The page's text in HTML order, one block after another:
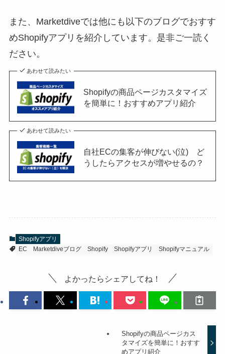
また、Marketdiveでは他にも以下のブログでおすす
めShopifyアプリを紹介しています。是非ご一読く
ださい。
あわせて読みたい
Shopifyの商品ページカスタマイズ
を簡単に！おすすめアプリ紹介
あわせて読みたい
自社ECの集客が伸びない(泣) ど
うしたらアクセスが増やせるの？
Shopifyアプリ
EC
Marketdiveブログ Shopify Shopifyアプリ Shopifyマニュアル
よかったらシェアしてね！
Shopifyの商品ページカス
タマイズを簡単に！おすす
めアプリ紹介